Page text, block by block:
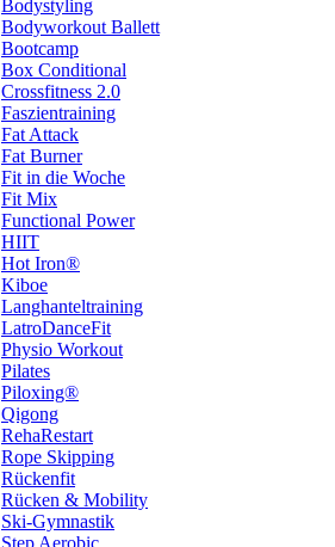
Bodystyling
Bodyworkout Ballett
Bootcamp
Box Conditional
Crossfitness 2.0
Faszientraining
Fat Attack
Fat Burner
Fit in die Woche
Fit Mix
Functional Power
HIIT
Hot Iron®
Kiboe
Langhanteltraining
LatroDanceFit
Physio Workout
Pilates
Piloxing®
Qigong
RehaRestart
Rope Skipping
Rückenfit
Rücken & Mobility
Ski-Gymnastik
Step Aerobic